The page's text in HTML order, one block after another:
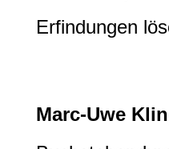
Erfindungen
Marc-Uwe